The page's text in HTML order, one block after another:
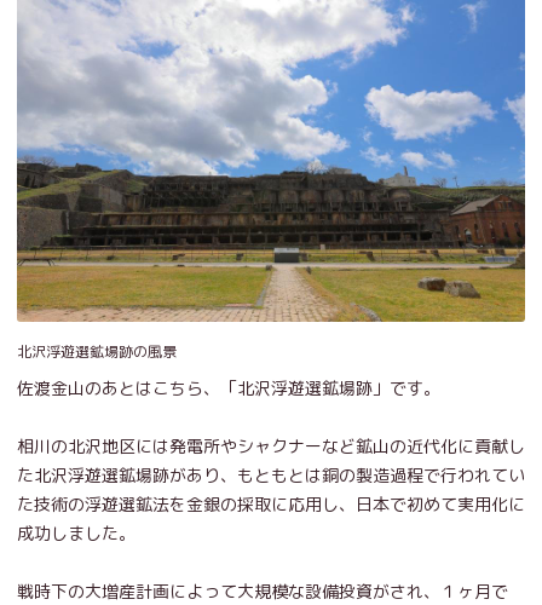
北沢浮遊選鉱場跡の風景
佐渡金山のあとはこちら、「北沢浮遊選鉱場跡」です。
相川の北沢地区には発電所やシャクナーなど鉱山の近代化に貢献し
た北沢浮遊選鉱場跡があり、もともとは銅の製造過程で行われてい
た技術の浮遊選鉱法を金銀の採取に応用し、日本で初めて実用化に
成功しました。
戦時下の大増産計画によって大規模な設備投資がされ、１ヶ月で